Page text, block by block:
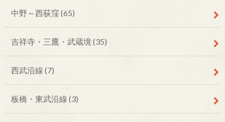
中野～西荻窪 (65)
吉祥寺・三鷹・武蔵境 (35)
西武沿線 (7)
板橋・東武沿線 (3)